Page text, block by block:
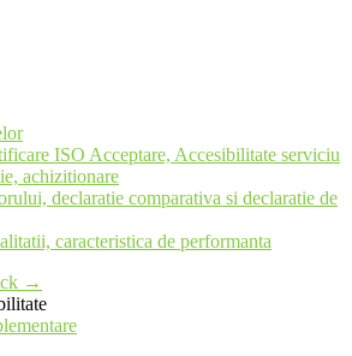
ISO Acceptare, Accesibilitate serviciu
achizitionare
declaratie comparativa si declaratie de
caracteristica de performanta
→